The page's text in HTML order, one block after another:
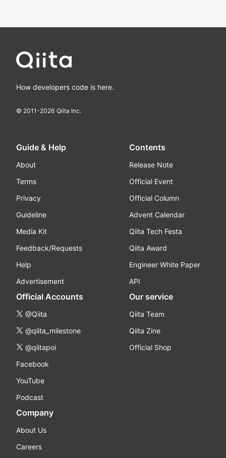
How developers code is here.
© 2011-2026 Qiita Inc.
Guide & Help
About
Terms
Privacy
Guideline
Media Kit
Feedback/Requests
Help
Advertisement
Contents
Release Note
Official Event
Official Column
Advent Calendar
Qiita Tech Festa
Qiita Award
Engineer White Paper
API
Official Accounts
@Qiita
@qiita_milestone
@qiitapoi
Facebook
YouTube
Podcast
Our service
Qiita Team
Qiita Zine
Official Shop
Company
About Us
Careers